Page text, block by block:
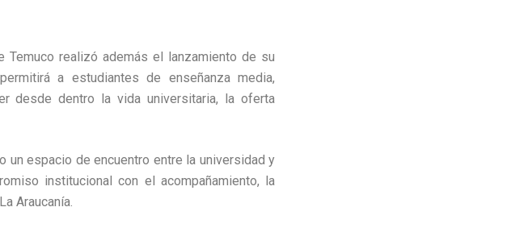
Temuco realizó además el lanzamiento de su
a estudiantes de enseñanza media,
desde dentro la vida universitaria, la oferta
un espacio de encuentro entre la universidad y
institucional con el acompañamiento, la
Araucanía.